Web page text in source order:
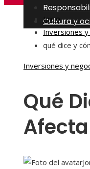
Cultura y
Inicio
Inversiones
qué dice y
Inversiones y
Qué
Afecta